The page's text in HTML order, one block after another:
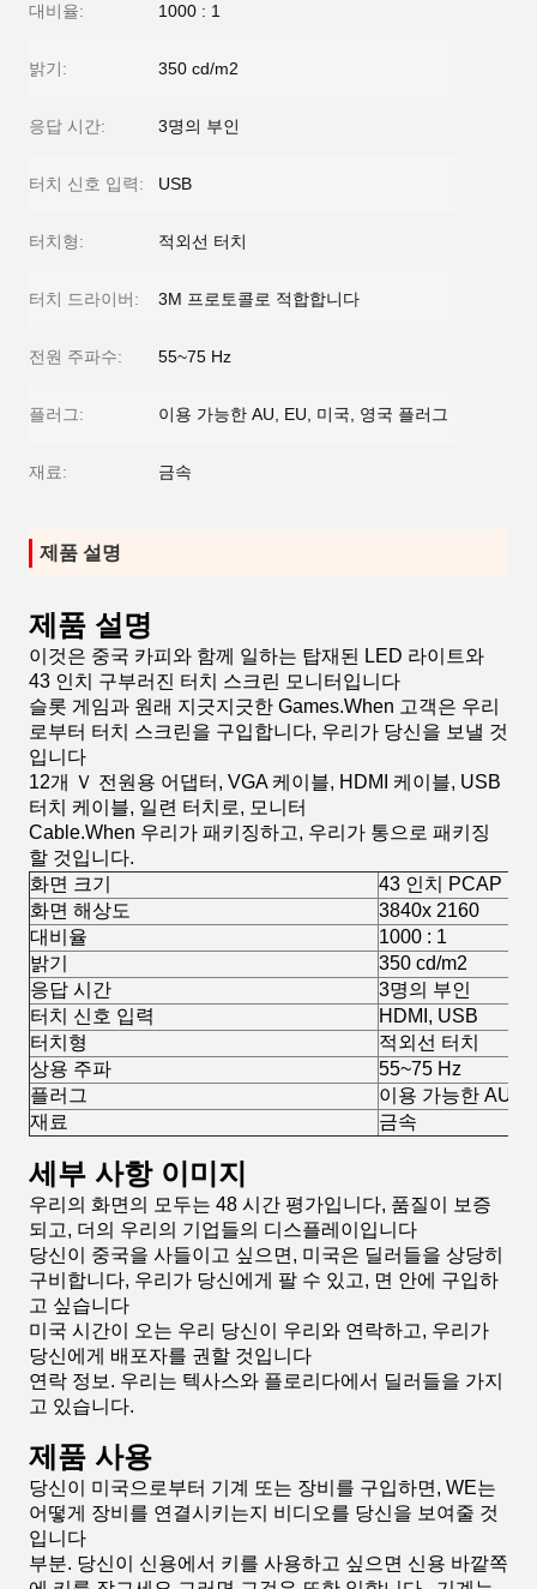
대비율: 1000 : 1
밝기: 350 cd/m2
응답 시간: 3명의 부인
터치 신호 입력: USB
터치형: 적외선 터치
터치 드라이버: 3M 프로토콜로 적합합니다
전원 주파수: 55~75 Hz
플러그: 이용 가능한 AU, EU, 미국, 영국 플러그
재료: 금속
제품 설명
제품 설명
이것은 중국 카피와 함께 일하는 탑재된 LED 라이트와
43 인치 구부러진 터치 스크린 모니터입니다
슬롯 게임과 원래 지긋지긋한 Games.When 고객은 우리
로부터 터치 스크린을 구입합니다, 우리가 당신을 보낼 것
입니다
12개 Ｖ 전원용 어댑터, VGA 케이블, HDMI 케이블, USB
터치 케이블, 일련 터치로, 모니터
Cable.When 우리가 패키징하고, 우리가 통으로 패키징
할 것입니다.
화면 크기
43 인치 PCAP 구
화면 해상도
3840x 2160
대비율
1000 : 1
밝기
350 cd/m2
응답 시간
3명의 부인
터치 신호 입력
HDMI, USB
터치형
적외선 터치
상용 주파
55~75 Hz
플러그
이용 가능한 AU,
재료
금속